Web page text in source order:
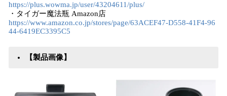
https://plus.wowma.jp/user/43204611/plus/
・タイガー魔法瓶 Amazon店
https://www.amazon.co.jp/stores/page/63ACEF47-D558-41F4-96
44-6419EC3395C5
【製品画像】